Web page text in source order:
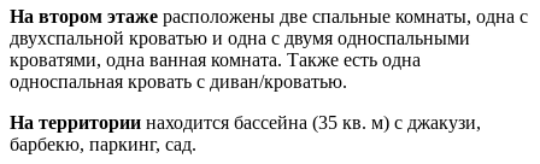
На втором этаже расположены две спальные комнаты, одна с
двухспальной кроватью и одна с двумя односпальными
кроватями, одна ванная комната. Также есть одна
односпальная кровать с диван/кроватью.
На территории находится бассейна (35 кв. м) с джакузи,
барбекю, паркинг, сад.